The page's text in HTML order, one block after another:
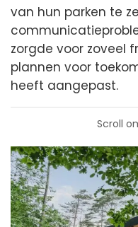
van hun parken te
zorgde voor zoveel
plannen voor
heeft aangepast.
Scroll